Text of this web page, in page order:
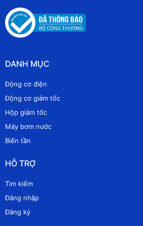
DANH MỤC
Động cơ điện
Động cơ giảm tốc
Hộp giảm tốc
Máy bơm nước
Biến tần
HỖ TRỢ
Tìm kiếm
Đăng nhập
Đăng ký